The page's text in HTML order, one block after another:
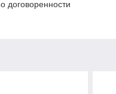
договоренности